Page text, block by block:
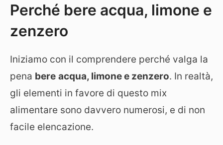
Perché bere acqua, limone e
zenzero
Iniziamo con il comprendere perché valga la
pena bere acqua, limone e zenzero. In realtà,
gli elementi in favore di questo mix
alimentare sono davvero numerosi, e di non
facile elencazione.